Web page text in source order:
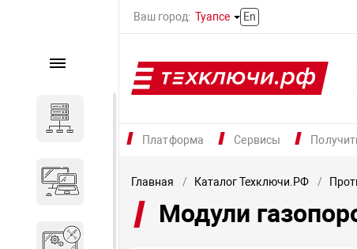
Ваш город: Туапсе En
Платформа Сервисы
Каталог
Компьютеры и ноутбуки
Комплектующие для
Главная Каталог Техключи.РФ
Модули